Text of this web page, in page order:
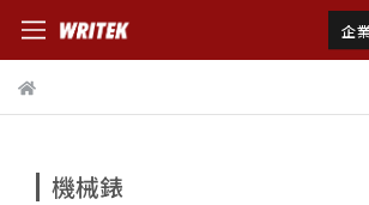
企
機械錶